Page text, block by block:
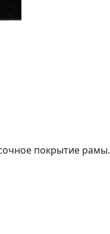
покрытие рамы.